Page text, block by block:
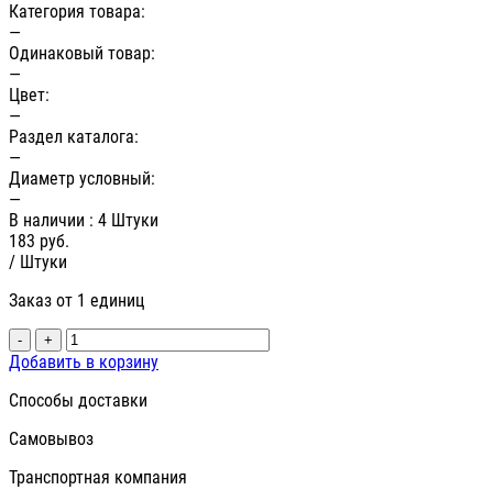
Категория товара:
—
Одинаковый товар:
—
Цвет:
—
Раздел каталога:
—
Диаметр условный:
—
В наличии : 4 Штуки
183 руб.
/ Штуки
Заказ от 1 единиц
- +
Добавить в корзину
Способы доставки
Самовывоз
Транспортная компания